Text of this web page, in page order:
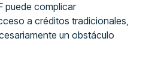
puede complicar
a créditos tradicionales,
un obstáculo